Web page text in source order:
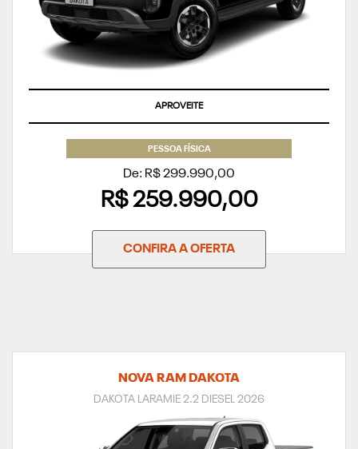
APROVEITE
PESSOA FÍSICA
De: R$ 299.990,00
R$ 259.990,00
CONFIRA A OFERTA
NOVA RAM DAKOTA
DAKOTA LARAMIE 2.2 DIESEL 2026